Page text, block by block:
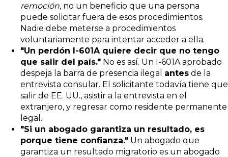
remoción, no un beneficio que una persona
puede solicitar fuera de esos procedimientos.
Nadie debe meterse a procedimientos
voluntariamente para intentar acceder a ella.
"Un perdón I-601A quiere decir que no tengo
que salir del país." No es así. Un I-601A aprobado
despeja la barra de presencia ilegal antes de la
entrevista consular. El solicitante todavía tiene que
salir de EE. UU., asistir a la entrevista en el
extranjero, y regresar como residente permanente
legal.
"Si un abogado garantiza un resultado, es
porque tiene confianza." Un abogado que
garantiza un resultado migratorio es un abogado